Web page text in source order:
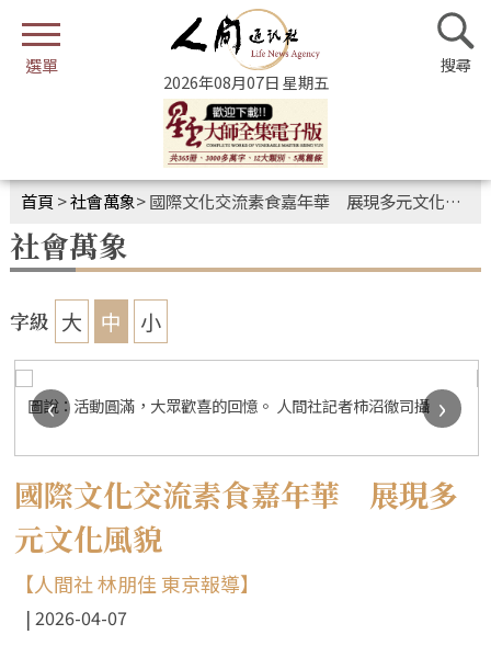
2026年08月07日 星期五
首頁 >社會萬象>國際文化交流素食嘉年華 展現多元文化風貌
社會萬象
字級 大 中 小
圖說：活動圓滿，大眾歡喜的回憶。 人間社記者柿沼徹司攝
‹ ›
國際文化交流素食嘉年華 展現多
元文化風貌
【人間社 林朋佳 東京報導】
2026-04-07